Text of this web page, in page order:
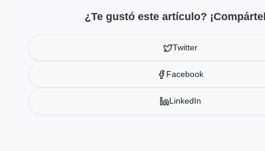
¿Te gustó este artículo?
Twitter
Facebook
LinkedIn